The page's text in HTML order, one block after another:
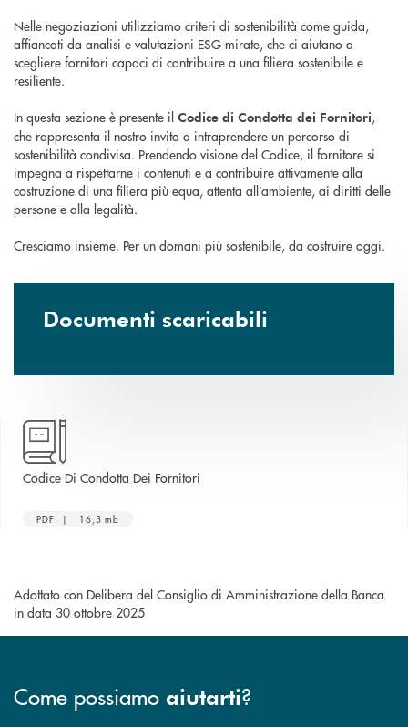
Nelle negoziazioni utilizziamo criteri di sostenibilità come guida,
affiancati da analisi e valutazioni ESG mirate, che ci aiutano a
scegliere fornitori capaci di contribuire a una filiera sostenibile e
resiliente.
In questa sezione è presente il Codice di Condotta dei Fornitori,
che rappresenta il nostro invito a intraprendere un percorso di
sostenibilità condivisa. Prendendo visione del Codice, il fornitore si
impegna a rispettarne i contenuti e a contribuire attivamente alla
costruzione di una filiera più equa, attenta all’ambiente, ai diritti delle
persone e alla legalità.
Cresciamo insieme. Per un domani più sostenibile, da costruire oggi.
Documenti scaricabili
Codice Di Condotta Dei Fornitori
PDF | 16,3 mb
Adottato con Delibera del Consiglio di Amministrazione della Banca
in data 30 ottobre 2025
Come possiamo aiutarti?